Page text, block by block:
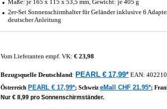
Maße: je 165 x 115 x 53,5 mm, Gewicht: je 405 g
2er-Set Sonnenschirmhalter für Geländer inklusive 6
deutscher Anleitung
Vom Lieferanten empf. VK: € 23,98
Bezugsquelle Deutschland: PEARL € 17,99* EAN:
Österreich PEARL € 17,99*; Schweiz eMall CHF 21.95*;
Nur € 8,99 pro Sonnenschirmständer.